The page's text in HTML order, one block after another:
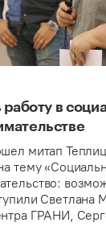
работу в
митап
тему
Светлана
ГРАНИ,